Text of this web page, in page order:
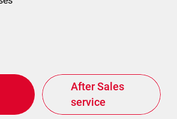
After Sales
service